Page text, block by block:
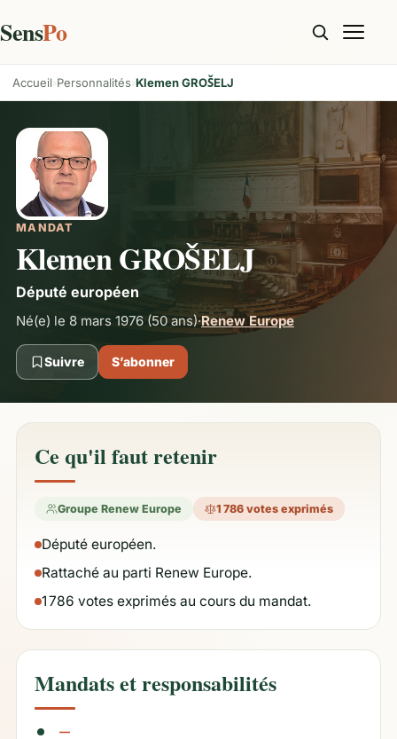
SensPo
Accueil Personnalités Klemen GROŠELJ
MANDAT
Klemen GROŠELJ
Député européen
Né(e) le 8 mars 1976 (50 ans)·Renew Europe
Suivre S’abonner
Ce qu'il faut retenir
Groupe Renew Europe 1 786 votes exprimés
Député européen.
Rattaché au parti Renew Europe.
1 786 votes exprimés au cours du mandat.
Mandats et responsabilités
—